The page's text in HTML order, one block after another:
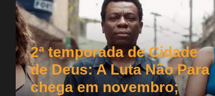
2ª temporada de Cidade
de Deus: A Luta Não Para
chega em novembro;